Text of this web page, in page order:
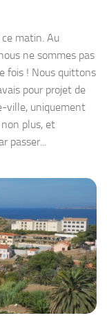
matin. Au
ne sommes pas
fois ! Nous quittons
pour projet de
ville, uniquement
plus, et
passer...